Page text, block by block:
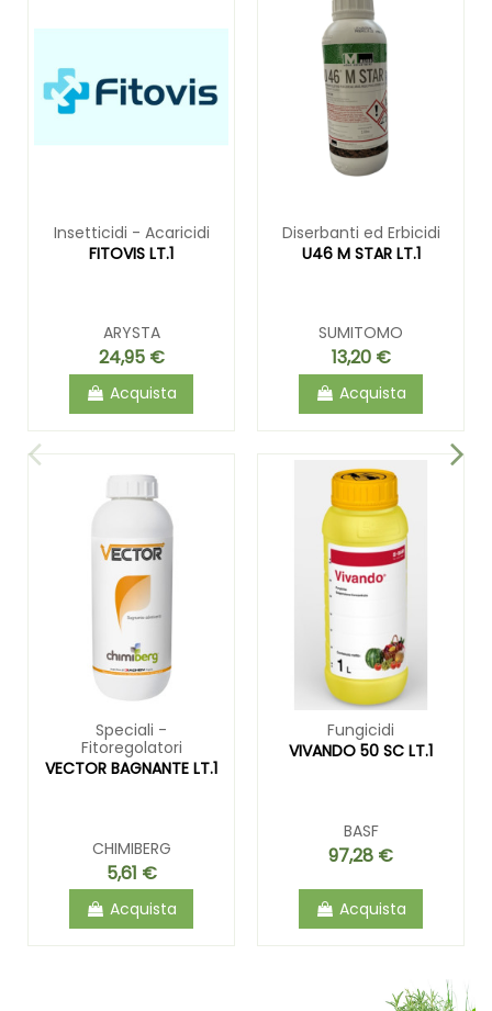
Insetticidi - Acaricidi
FITOVIS LT.1
ARYSTA
24,95 €
Acquista
Diserbanti ed Erbicidi
U46 M STAR LT.1
SUMITOMO
13,20 €
Acquista
Speciali -
Fitoregolatori
VECTOR BAGNANTE LT.1
CHIMIBERG
5,61 €
Acquista
Fungicidi
VIVANDO 50 SC LT.1
BASF
97,28 €
Acquista